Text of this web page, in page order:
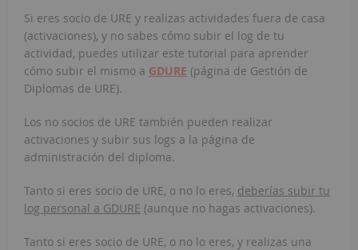
Si eres socio de URE y realizas actividades fuera de casa
(activaciones), y no sabes cómo subir el log de tu
actividad, puedes utilizar este tutorial para aprender
cómo subir el mismo a GDURE (página de Gestión de
Diplomas de URE).
Los no socios de URE también pueden realizar
activaciones y subir sus logs a la página de
administración del diploma.
Tanto si eres socio de URE, o no lo eres, deberías subir tu
log personal a GDURE (aunque no hagas activaciones).
Tanto si eres socio de URE, o no lo eres, y realizas una